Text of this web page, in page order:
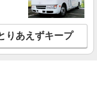
りあえずキープ